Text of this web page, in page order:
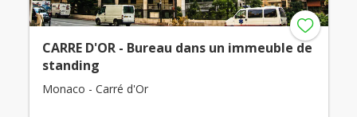
CARRE D'OR - Bureau dans un immeuble de
standing
Monaco - Carré d'Or